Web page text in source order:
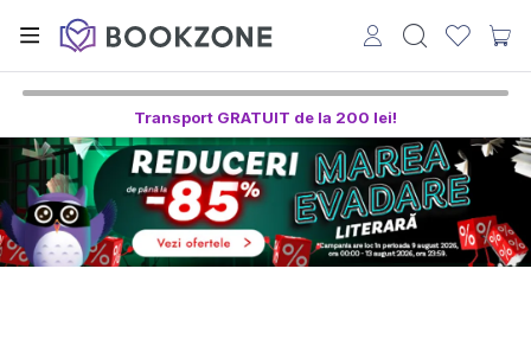
Transport GRATUIT de la 200 lei!